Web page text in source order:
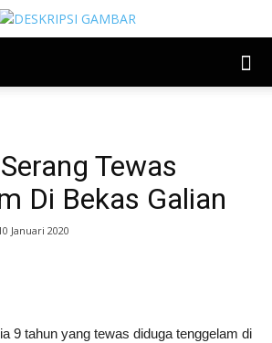
Tewas
Di Bekas Galian
Januari 2020
9 tahun yang tewas diduga tenggelam di